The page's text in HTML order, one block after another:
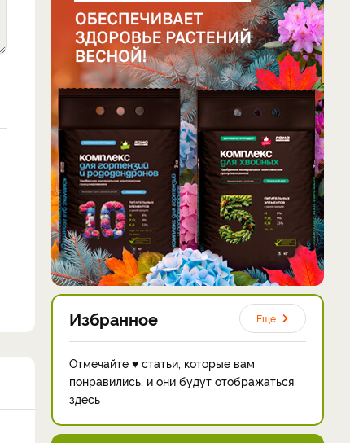
Избранное Еще
Отмечайте ♥ статьи, которые вам
понравились, и они будут отображаться
здесь